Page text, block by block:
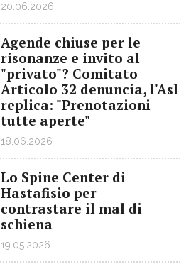
20.06.2026
Agende chiuse per le
risonanze e invito al
"privato"? Comitato
Articolo 32 denuncia, l'Asl
replica: "Prenotazioni
tutte aperte"
18.06.2026
Lo Spine Center di
Hastafisio per
contrastare il mal di
schiena
19.05.2026